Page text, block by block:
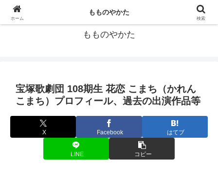
宝塚歌劇団の個人的データ集
もものやかた
宝塚歌劇団 108期生 花恋 こまち（かれん
こまち）プロフィール、過去の出演作品等
X Facebook はてブ
LINE コピー
ホーム
もものやかた
検索